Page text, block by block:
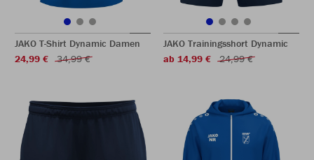
JAKO T-Shirt Dynamic Damen
24,99 €
34,99 €
JAKO Trainingsshort Dynamic
ab 14,99 €
24,99 €